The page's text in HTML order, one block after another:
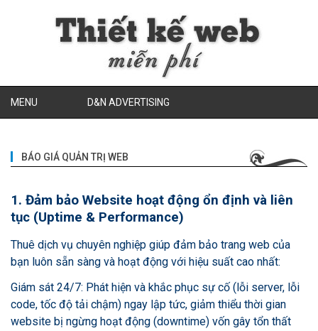
MENU D&N ADVERTISING
BÁO GIÁ QUẢN TRỊ WEB
1. Đảm bảo Website hoạt động ổn định và liên
tục (Uptime & Performance)
Thuê dịch vụ chuyên nghiệp giúp đảm bảo trang web của
bạn luôn sẵn sàng và hoạt động với hiệu suất cao nhất:
Giám sát 24/7: Phát hiện và khắc phục sự cố (lỗi server, lỗi
code, tốc độ tải chậm) ngay lập tức, giảm thiểu thời gian
website bị ngừng hoạt động (downtime) vốn gây tổn thất